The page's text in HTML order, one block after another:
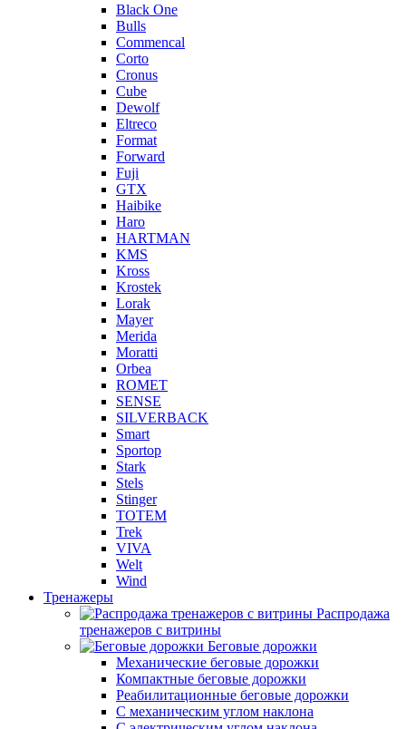
Black One
Bulls
Commencal
Corto
Cronus
Cube
Dewolf
Eltreco
Format
Forward
Fuji
GTX
Haibike
Haro
HARTMAN
KMS
Kross
Krostek
Lorak
Mayer
Merida
Moratti
Orbea
ROMET
SENSE
SILVERBACK
Smart
Sportop
Stark
Stels
Stinger
TOTEM
Trek
VIVA
Welt
Wind
Тренажеры
Распродажа
тренажеров с витрины
Беговые дорожки
Механические беговые дорожки
Компактные беговые дорожки
Реабилитационные беговые дорожки
С механическим углом наклона